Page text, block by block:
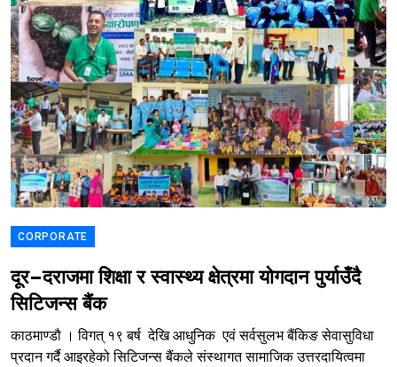
CORPORATE
दूर–दराजमा शिक्षा र स्वास्थ्य क्षेत्रमा योगदान पुर्याउँदै
सिटिजन्स बैंक
काठमाण्डौ । विगत् १९ बर्ष देखि आधुनिक एवं सर्वसुलभ बैंकिङ सेवासुविधा
प्रदान गर्दै आइरहेको सिटिजन्स बैंकले संस्थागत सामाजिक उत्तरदायित्वमा